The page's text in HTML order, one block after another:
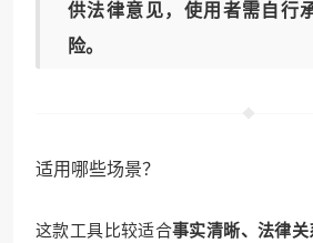
供法律意见，使用者需自行
险。
适用哪些场景？
这款工具比较适合事实清晰、法律